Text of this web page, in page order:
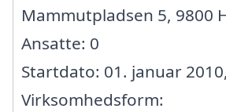
Mammutpladsen 5, 9800
Ansatte: 0
Startdato: 01. januar 2010,
Virksomhedsform: